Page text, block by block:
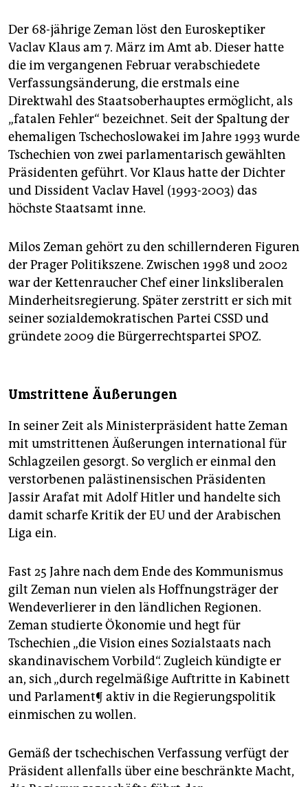
Der 68-jährige Zeman löst den Euroskeptiker
Vaclav Klaus am 7. März im Amt ab. Dieser hatte
die im vergangenen Februar verabschiedete
Verfassungsänderung, die erstmals eine
Direktwahl des Staatsoberhauptes ermöglicht, als
„fatalen Fehler“ bezeichnet. Seit der Spaltung der
ehemaligen Tschechoslowakei im Jahre 1993 wurde
Tschechien von zwei parlamentarisch gewählten
Präsidenten geführt. Vor Klaus hatte der Dichter
und Dissident Vaclav Havel (1993-2003) das
höchste Staatsamt inne.
Milos Zeman gehört zu den schillernderen Figuren
der Prager Politikszene. Zwischen 1998 und 2002
war der Kettenraucher Chef einer linksliberalen
Minderheitsregierung. Später zerstritt er sich mit
seiner sozialdemokratischen Partei CSSD und
gründete 2009 die Bürgerrechtspartei SPOZ.
Umstrittene Äußerungen
In seiner Zeit als Ministerpräsident hatte Zeman
mit umstrittenen Äußerungen international für
Schlagzeilen gesorgt. So verglich er einmal den
verstorbenen palästinensischen Präsidenten
Jassir Arafat mit Adolf Hitler und handelte sich
damit scharfe Kritik der EU und der Arabischen
Liga ein.
Fast 25 Jahre nach dem Ende des Kommunismus
gilt Zeman nun vielen als Hoffnungsträger der
Wendeverlierer in den ländlichen Regionen.
Zeman studierte Ökonomie und hegt für
Tschechien „die Vision eines Sozialstaats nach
skandinavischem Vorbild“. Zugleich kündigte er
an, sich „durch regelmäßige Auftritte in Kabinett
und Parlament¶ aktiv in die Regierungspolitik
einmischen zu wollen.
Gemäß der tschechischen Verfassung verfügt der
Präsident allenfalls über eine beschränkte Macht,